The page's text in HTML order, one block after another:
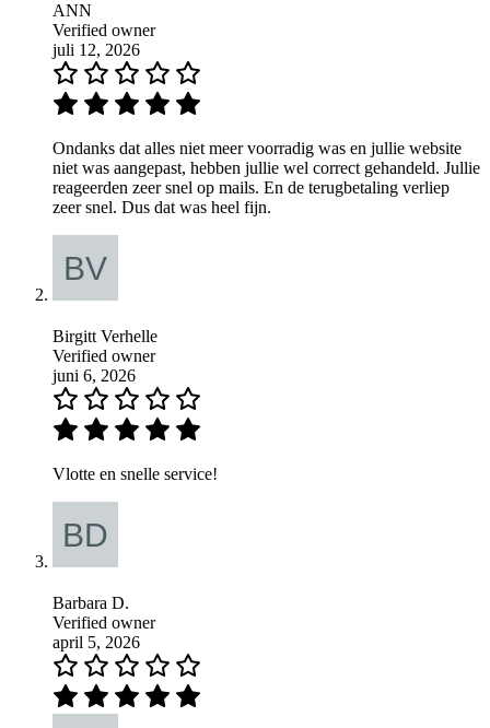
ANN
Verified owner
juli 12, 2026
Ondanks dat alles niet meer voorradig was en jullie website
niet was aangepast, hebben jullie wel correct gehandeld. Jullie
reageerden zeer snel op mails. En de terugbetaling verliep
zeer snel. Dus dat was heel fijn.
Birgitt Verhelle
Verified owner
juni 6, 2026
Vlotte en snelle service!
Barbara D.
Verified owner
april 5, 2026